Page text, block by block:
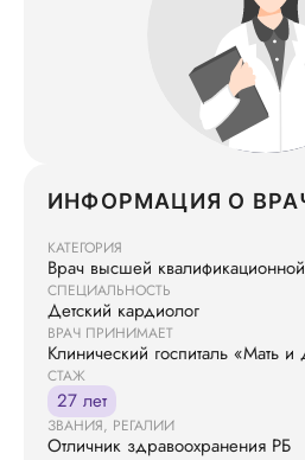
ИНФОРМАЦИЯ О
КАТЕГОРИЯ
Врач высшей квалификационной
СПЕЦИАЛЬНОСТЬ
Детский кардиолог
ВРАЧ ПРИНИМАЕТ
Клинический госпиталь «Мать и
СТАЖ
27 лет
ЗВАНИЯ, РЕГАЛИИ
Отличник здравоохранения РБ